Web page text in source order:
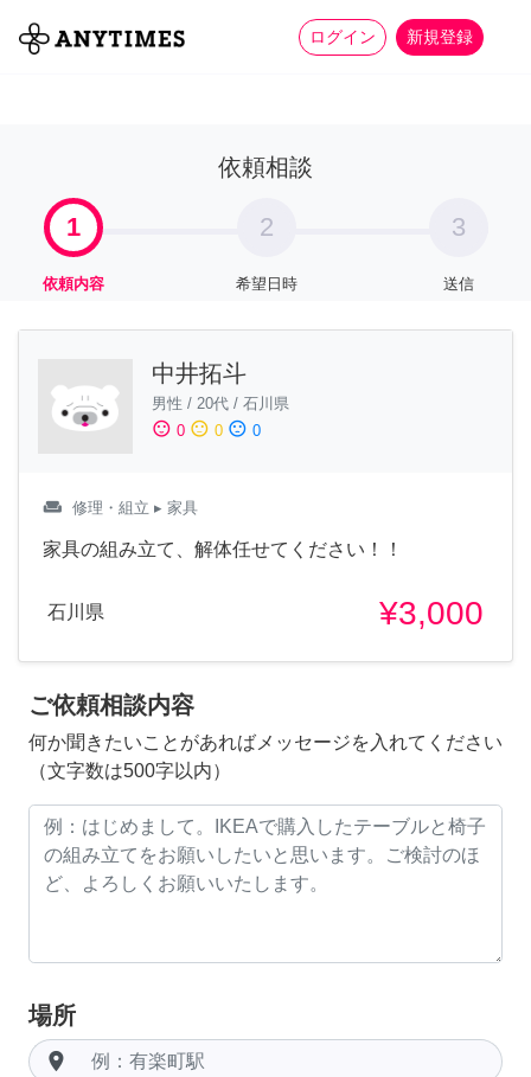
ログイン 新規登録
全て 家事 more_horiz
依頼相談
1
依頼内容
2
希望日時
3
送信
中井拓斗
男性 / 20代 / 石川県
sentiment_satisfied 0 sentiment_neutral 0 sentiment_dissatisfied 0
weekend 修理・組立 ▸ 家具
家具の組み立て、解体任せてください！！
石川県 ¥3,000
ご依頼相談内容
何か聞きたいことがあればメッセージを入れてください
（文字数は500字以内）
場所
room